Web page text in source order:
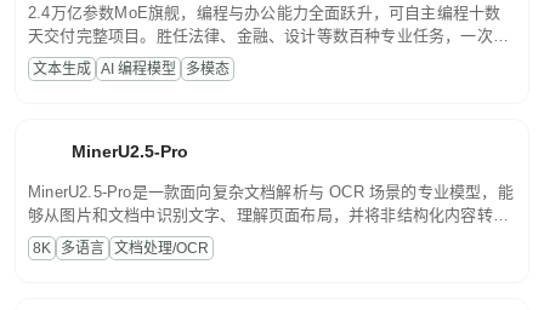
2.4万亿参数MoE旗舰，编程与办公能力全面跃升，可自主编程十数
天交付完整项目。胜任法律、金融、设计等数百种专业任务，一次对
话端到端交付生产级成果。原生视觉理解贯穿规划、执行与验证全流
程，支持超长文档与长视频的深度语义解析。长程任务中自主规划与
文本生成 AI 编程模型 多模态
MinerU2.5-Pro
MinerU2.5-Pro是一款面向复杂文档解析与 OCR 场景的专业模型，能
够从图片和文档中识别文字、理解页面布局，并将非结构化内容转换
为便于存储、检索和二次处理的结构化结果。
8K 多语言 文档处理/OCR